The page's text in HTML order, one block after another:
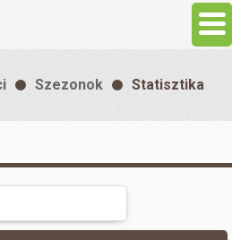
Szezonok Statisztika